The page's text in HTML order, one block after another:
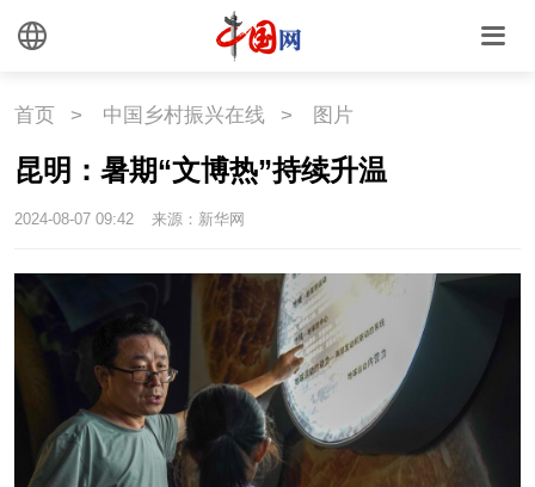
文化
文化 文创
时尚 旅游
国情 助残 一带一路
首页 > 中国乡村振兴在线 > 图片
昆明：暑期“文博热”持续升温
2024-08-07 09:42 来源：新华网